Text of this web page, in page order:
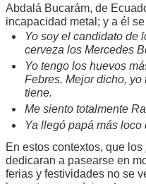
Abdalá Bucarám, de
incapacidad metal; y a él
Yo soy el candidato de
cerveza los Mercedes
Yo tengo los huevos
Febres. Mejor dicho,
tiene.
Me siento totalmente
Ya llegó papá más loco
En estos contextos, que los
dedicaran a pasearse en
ferias y festividades no se